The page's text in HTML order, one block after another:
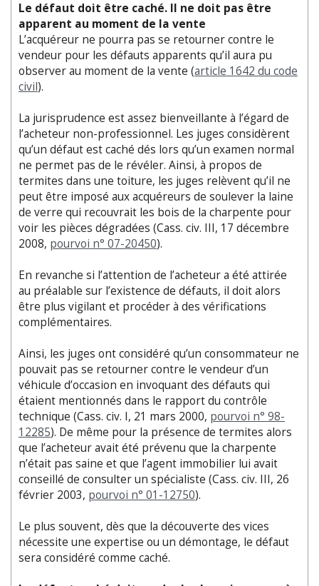
Le défaut doit être caché. Il ne doit pas être
apparent au moment de la vente
L’acquéreur ne pourra pas se retourner contre le
vendeur pour les défauts apparents qu’il aura pu
observer au moment de la vente (article 1642 du code
civil).
La jurisprudence est assez bienveillante à l’égard de
l’acheteur non-professionnel. Les juges considèrent
qu’un défaut est caché dés lors qu’un examen normal
ne permet pas de le révéler. Ainsi, à propos de
termites dans une toiture, les juges relèvent qu’il ne
peut être imposé aux acquéreurs de soulever la laine
de verre qui recouvrait les bois de la charpente pour
voir les pièces dégradées (Cass. civ. III, 17 décembre
2008, pourvoi n° 07-20450).
En revanche si l’attention de l’acheteur a été attirée
au préalable sur l’existence de défauts, il doit alors
être plus vigilant et procéder à des vérifications
complémentaires.
Ainsi, les juges ont considéré qu’un consommateur ne
pouvait pas se retourner contre le vendeur d’un
véhicule d’occasion en invoquant des défauts qui
étaient mentionnés dans le rapport du contrôle
technique (Cass. civ. I, 21 mars 2000, pourvoi n° 98-
12285). De même pour la présence de termites alors
que l’acheteur avait été prévenu que la charpente
n’était pas saine et que l’agent immobilier lui avait
conseillé de consulter un spécialiste (Cass. civ. III, 26
février 2003, pourvoi n° 01-12750).
Le plus souvent, dès que la découverte des vices
nécessite une expertise ou un démontage, le défaut
sera considéré comme caché.